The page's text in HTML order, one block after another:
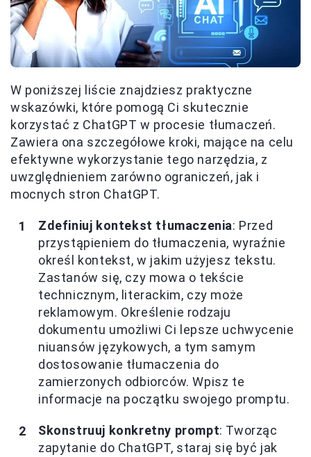
W poniższej liście znajdziesz praktyczne
wskazówki, które pomogą Ci skutecznie
korzystać z ChatGPT w procesie tłumaczeń.
Zawiera ona szczegółowe kroki, mające na celu
efektywne wykorzystanie tego narzędzia, z
uwzględnieniem zarówno ograniczeń, jak i
mocnych stron ChatGPT.
Zdefiniuj kontekst tłumaczenia: Przed
przystąpieniem do tłumaczenia, wyraźnie
określ kontekst, w jakim użyjesz tekstu.
Zastanów się, czy mowa o tekście
technicznym, literackim, czy może
reklamowym. Określenie rodzaju
dokumentu umożliwi Ci lepsze uchwycenie
niuansów językowych, a tym samym
dostosowanie tłumaczenia do
zamierzonych odbiorców. Wpisz te
informacje na początku swojego promptu.
Skonstruuj konkretny prompt: Tworząc
zapytanie do ChatGPT, staraj się być jak